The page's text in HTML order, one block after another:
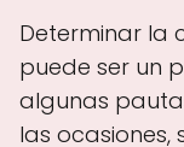
Determinar la
puede ser un
algunas
las